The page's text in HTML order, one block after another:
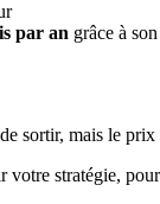
par an grâce à
sortir, mais le prix
votre stratégie,